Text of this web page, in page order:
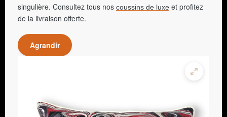
singulière. Consultez tous nos coussins de luxe et profitez
de la livraison offerte.
Agrandir